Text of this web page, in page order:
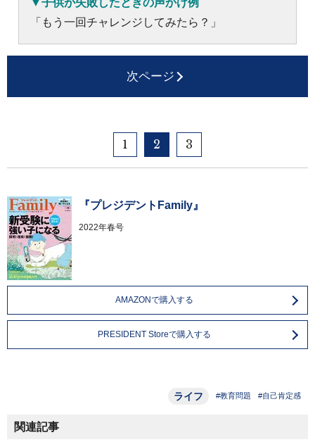
▼子供が失敗したときの声かけ例
「もう一回チャレンジしてみたら？」
次ページ
1 2 3
『プレジデントFamily』
2022年春号
AMAZONで購入する
PRESIDENT Storeで購入する
ライフ #教育問題 #自己肯定感
関連記事